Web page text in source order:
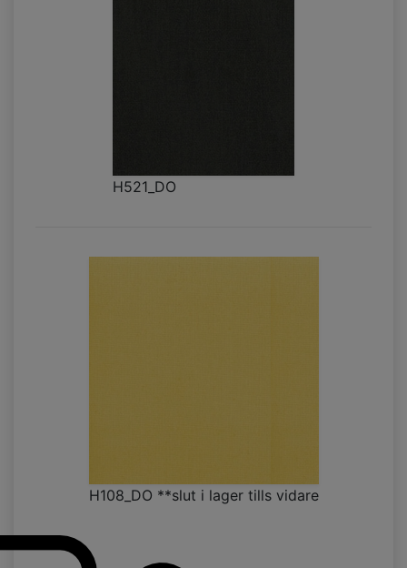
H521_DO
H108_DO **slut i lager tills vidare